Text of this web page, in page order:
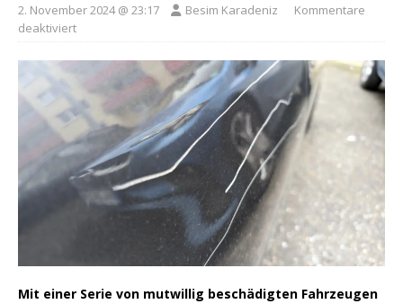
2. November 2024 @ 23:17 Besim Karadeniz
Kommentare
deaktiviert
Mit einer Serie von mutwillig beschädigten Fahrzeugen